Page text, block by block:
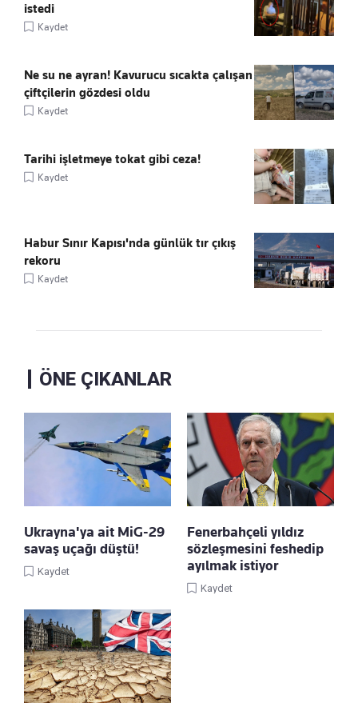
istedi
Kaydet
Ne su ne ayran! Kavurucu sıcakta çalışan
çiftçilerin gözdesi oldu
Kaydet
Tarihi işletmeye tokat gibi ceza!
Kaydet
Habur Sınır Kapısı'nda günlük tır çıkış
rekoru
Kaydet
ÖNE ÇIKANLAR
Ukrayna'ya ait MiG-29
savaş uçağı düştü!
Kaydet
Fenerbahçeli yıldız
sözleşmesini feshedip
ayılmak istiyor
Kaydet